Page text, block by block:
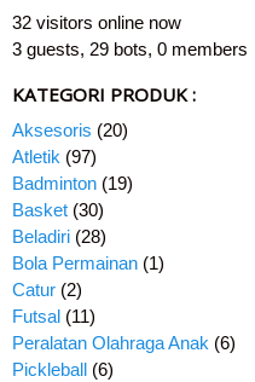
32 visitors online now
3 guests, 29 bots, 0 members
KATEGORI PRODUK :
Aksesoris (20)
Atletik (97)
Badminton (19)
Basket (30)
Beladiri (28)
Bola Permainan (1)
Catur (2)
Futsal (11)
Peralatan Olahraga Anak (6)
Pickleball (6)